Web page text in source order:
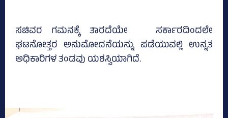
ಸಚಿವರ ಗಮನಕ್ಕೆ ತಾರದೆಯೇ ಸರ್ಕಾರದಿಂದಲೇ
ಘಟನೋತ್ತರ ಅನುಮೋದನೆಯನ್ನು ಪಡೆಯುವಲ್ಲಿ ಉನ್ನತ
ಅಧಿಕಾರಿಗಳ ತಂಡವು ಯಶಸ್ವಿಯಾಗಿದೆ.